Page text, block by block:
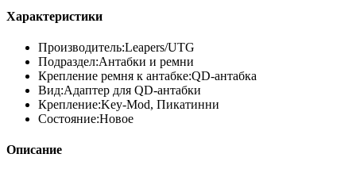
Характеристики
Производитель:Leapers/UTG
Подраздел:Антабки и ремни
Крепление ремня к антабке:QD-антабка
Вид:Адаптер для QD-антабки
Крепление:Key-Mod, Пикатинни
Состояние:Новое
Описание